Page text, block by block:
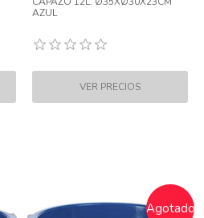
AZUL
Agotado